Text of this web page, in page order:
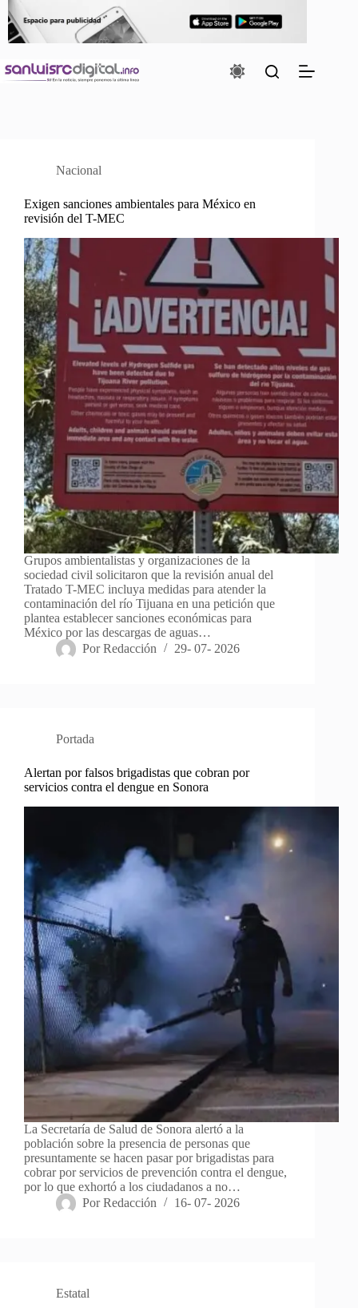
contenido
Nacional
Exigen sanciones ambientales para México en
revisión del T-MEC
Grupos ambientalistas y organizaciones de la
sociedad civil solicitaron que la revisión anual del
Tratado T-MEC incluya medidas para atender la
contaminación del río Tijuana en una petición que
plantea establecer sanciones económicas para
México por las descargas de aguas…
Por Redacción 29- 07- 2026
Portada
Alertan por falsos brigadistas que cobran por
servicios contra el dengue en Sonora
La Secretaría de Salud de Sonora alertó a la
población sobre la presencia de personas que
presuntamente se hacen pasar por brigadistas para
cobrar por servicios de prevención contra el dengue,
por lo que exhortó a los ciudadanos a no…
Por Redacción 16- 07- 2026
Estatal